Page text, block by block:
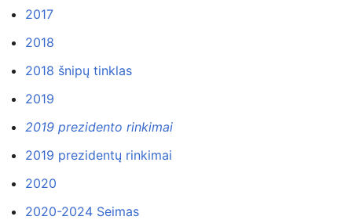
2017
2018
2018 šnipų tinklas
2019
2019 prezidento rinkimai
2019 prezidentų rinkimai
2020
2020-2024 Seimas